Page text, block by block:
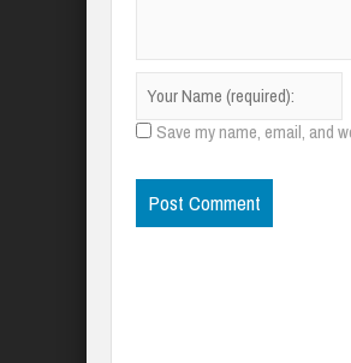
Save my name, email, and